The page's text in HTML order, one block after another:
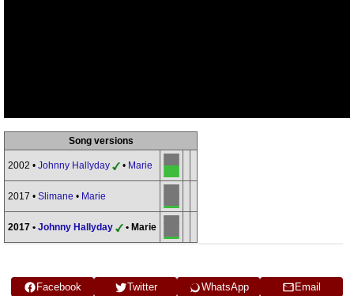
Song versions
2002 • Johnny Hallyday • Marie
2017 • Slimane • Marie
2017 • Johnny Hallyday • Marie
Facebook Twitter WhatsApp Email